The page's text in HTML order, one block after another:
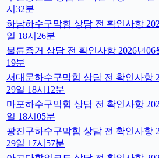
시32분
하남하수구막힘 상담 전 확인사항
일 18시26분
불륜증거 상담 전 확인사항 2026년06
19분
서대문하수구막힘 상담 전 확인사항
29일 18시12분
마포하수구막힘 상담 전 확인사항
일 18시05분
광진구하수구막힘 상담 전 확인사항
29일 17시57분